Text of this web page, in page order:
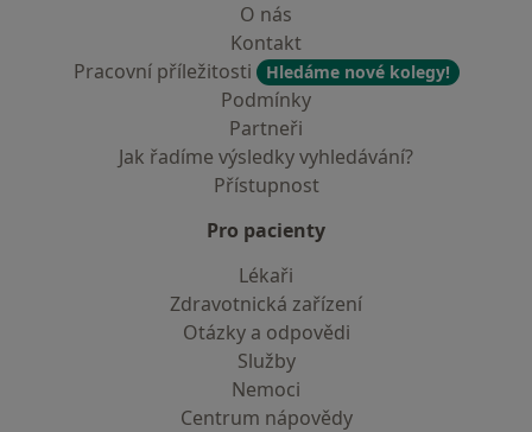
O nás
Kontakt
Pracovní příležitosti
Hledáme nové kolegy!
Podmínky
Partneři
Jak řadíme výsledky vyhledávání?
Přístupnost
Pro pacienty
Lékaři
Zdravotnická zařízení
Otázky a odpovědi
Služby
Nemoci
Centrum nápovědy